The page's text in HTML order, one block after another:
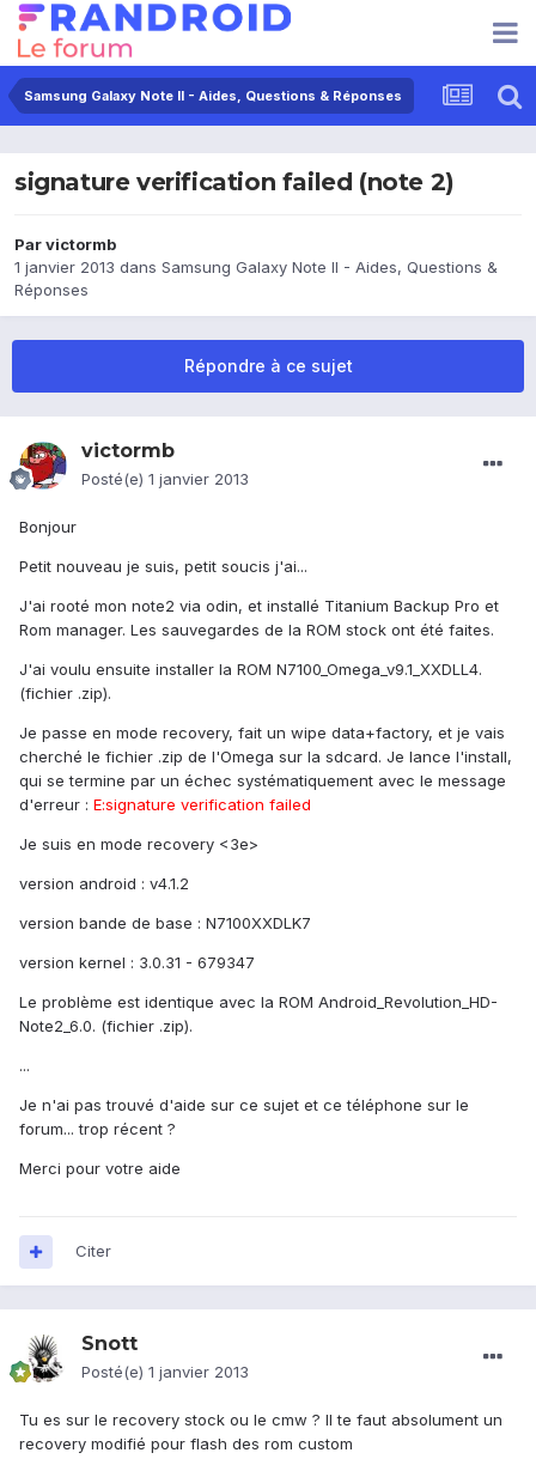
Samsung Galaxy Note II - Aides, Questions & Réponses
signature verification failed (note 2)
Parvictormb
1 janvier 2013 dans Samsung Galaxy Note II - Aides, Questions &
Réponses
Répondre à ce sujet
victormb
Posté(e) 1 janvier 2013
Bonjour
Petit nouveau je suis, petit soucis j'ai...
J'ai rooté mon note2 via odin, et installé Titanium Backup Pro et
Rom manager. Les sauvegardes de la ROM stock ont été faites.
J'ai voulu ensuite installer la ROM N7100_Omega_v9.1_XXDLL4.
(fichier .zip).
Je passe en mode recovery, fait un wipe data+factory, et je vais
cherché le fichier .zip de l'Omega sur la sdcard. Je lance l'install,
qui se termine par un échec systématiquement avec le message
d'erreur : E:signature verification failed
Je suis en mode recovery <3e>
version android : v4.1.2
version bande de base : N7100XXDLK7
version kernel : 3.0.31 - 679347
Le problème est identique avec la ROM Android_Revolution_HD-
Note2_6.0. (fichier .zip).
...
Je n'ai pas trouvé d'aide sur ce sujet et ce téléphone sur le
forum... trop récent ?
Merci pour votre aide
Citer
Snott
Posté(e) 1 janvier 2013
Tu es sur le recovery stock ou le cmw ? Il te faut absolument un
recovery modifié pour flash des rom custom